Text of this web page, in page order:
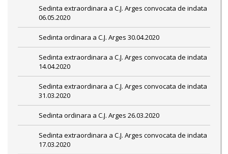
Sedinta extraordinara a C.J. Arges convocata de indata
06.05.2020
Sedinta ordinara a C.J. Arges 30.04.2020
Sedinta extraordinara a C.J. Arges convocata de indata
14.04.2020
Sedinta extraordinara a C.J. Arges convocata de indata
31.03.2020
Sedinta ordinara a C.J. Arges 26.03.2020
Sedinta extraordinara a C.J. Arges convocata de indata
17.03.2020